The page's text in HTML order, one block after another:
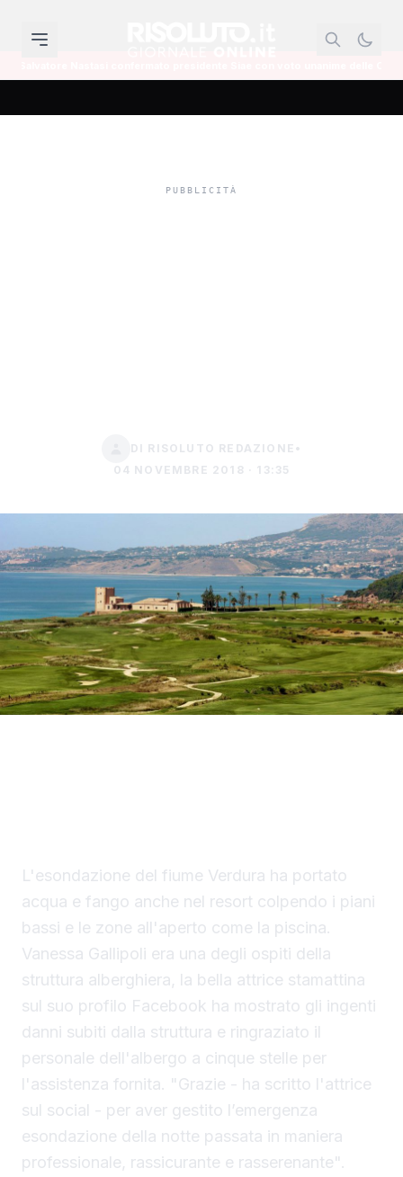
DI RISOLUTO REDAZIONE •
04 NOVEMBRE 2018 · 13:35
L'esondazione del fiume Verdura ha portato
acqua e fango anche nel resort colpendo i piani
bassi e le zone all'aperto come la piscina.
Vanessa Gallipoli era una degli ospiti della
struttura alberghiera, la bella attrice stamattina
sul suo profilo Facebook ha mostrato gli ingenti
danni subiti dalla struttura e ringraziato il
personale dell'albergo a cinque stelle per
l'assistenza fornita. "Grazie - ha scritto l'attrice
sul social - per aver gestito l’emergenza
esondazione della notte passata in maniera
professionale, rassicurante e rasserenante".